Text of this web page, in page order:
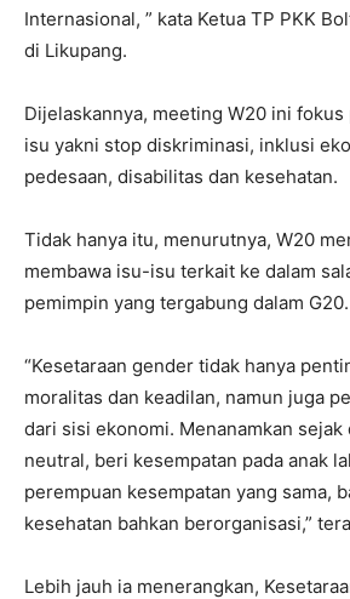
Internasional, ” kata Ketua TP PKK
di Likupang.
Dijelaskannya, meeting W20 ini fokus
isu yakni stop diskriminasi, inklusi
pedesaan, disabilitas dan kesehatan.
Tidak hanya itu, menurutnya, W20
membawa isu-isu terkait ke dalam
pemimpin yang tergabung dalam G20.
“Kesetaraan gender tidak hanya
moralitas dan keadilan, namun juga
dari sisi ekonomi. Menanamkan sejak
neutral, beri kesempatan pada anak
perempuan kesempatan yang sama,
kesehatan bahkan berorganisasi,”
Lebih jauh ia menerangkan,